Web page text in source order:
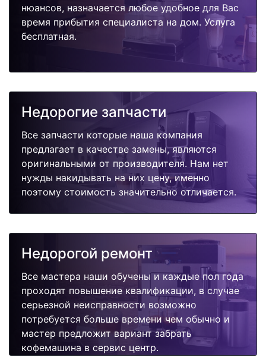
нюансов, назначается любое удобное для Вас
время прибытия специалиста на дом. Услуга
бесплатная.
Недорогие запчасти
Все запчасти которые наша компания
предлагает в качестве замены, являются
оригинальными от производителя. Нам нет
нужды накидывать на них цену, именно
поэтому стоимость значительно отличается.
Недорогой ремонт
Все мастера наши обучены и каждые пол года
проходят повышение квалификации, в случае
серьезной неисправности возможно
потребуется больше времени чем обычно и
мастер предложит вариант забрать
кофемашина в сервис центр.